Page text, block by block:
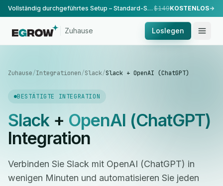
Vollständig durchgeführtes Setup – Standard-Setup, durchgeführt von unserem Team. $149KOSTENLOS
Zuhause Loslegen
Zuhause/Integrationen/Slack/Slack + OpenAI (ChatGPT)
BESTÄTIGTE INTEGRATION
Slack+ OpenAI (ChatGPT)
Integration
Verbinden Sie Slack mit OpenAI (ChatGPT) in
wenigen Minuten und automatisieren Sie jeden